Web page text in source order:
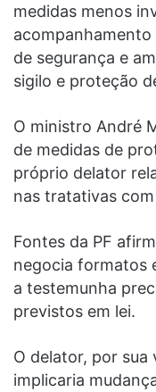
medidas menos
de segurança e
sigilo e proteção
O ministro André
de medidas de
próprio delator
nas tratativas com
Fontes da PF
negocia formatos
a testemunha
previstos em lei.
O delator, por sua
implicaria